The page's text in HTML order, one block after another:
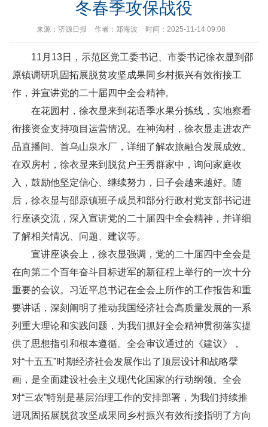
冬春季攻保战役
来源：济源日报 作者：郑海波 时间：2025-11-14 09:08
11月13日，示范区党工委书记、市委书记徐衣显到邵
原镇调研巩固拓展脱贫攻坚成果同乡村振兴有效衔接工
作，并宣讲党的二十届四中全会精神。
在花园村，徐衣显来到花语季水果分拣线，实地察看
衔接资金支持项目运营情况。在神沟村，徐衣显走进农产
品直播间、首乌山泉水厂，详细了解农旅融合发展成效。
在双房村，徐衣显来到脱贫户王秀群家中，询问家庭收
入，鼓励他坚定信心、继续努力，日子会越来越好。随
后，徐衣显与邵原镇班子成员和部分行政村党支部书记进
行座谈交流，深入宣讲党的二十届四中全会精神，并详细
了解相关情况、问题、建议等。
宣讲座谈会上，徐衣显强调，党的二十届四中全会是
在向第二个百年奋斗目标进军的新征程上举行的一次十分
重要的会议。习近平总书记在全会上所作的工作报告和重
要讲话，深刻阐明了推动我国经济社会高质量发展的一系
列重大理论和实践问题，为我们抓好全会精神贯彻落实提
供了思想指引和根本遵循。全会审议通过的《建议》，
对“十五五”时期经济社会发展作出了顶层设计和战略擘
画，是全面建设社会主义现代化国家的行动纲领。全会
对“三农”特别是基层治理工作的安排部署，为我们持续推
进巩固拓展脱贫攻坚成果同乡村振兴有效衔接指明了方向